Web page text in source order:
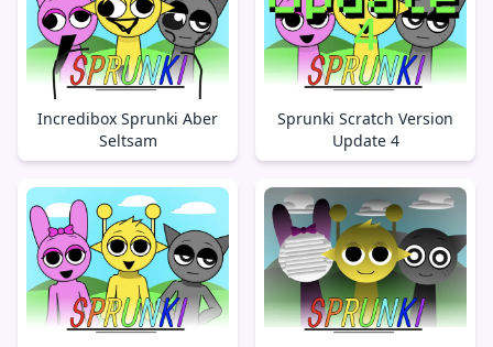
Incredibox Sprunki Aber
Seltsam
Sprunki Scratch Version
Update 4